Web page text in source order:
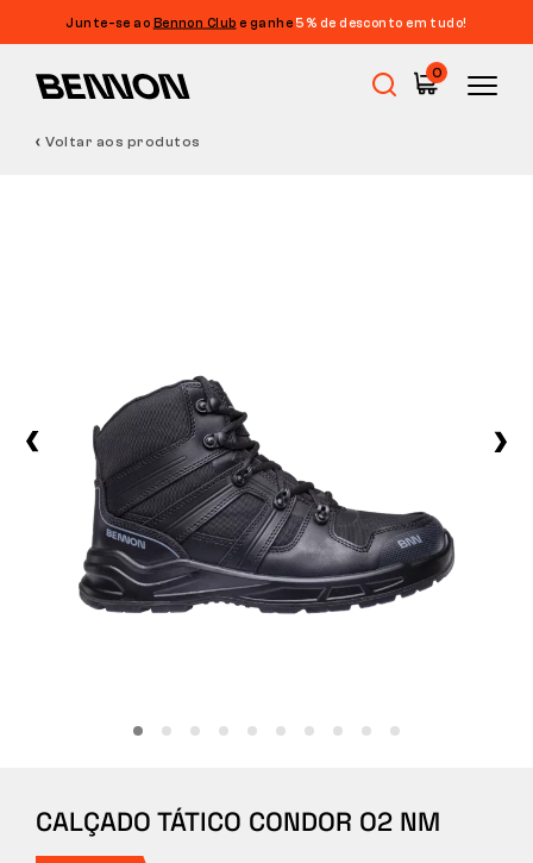
Junte-se ao Bennon Club e ganhe 5% de desconto em tudo!
0
Outdoor
Calçado casual
Tactical
SOBRE NÓS
Voltar aos produtos
CALÇADO TÁTICO CONDOR O2 NM